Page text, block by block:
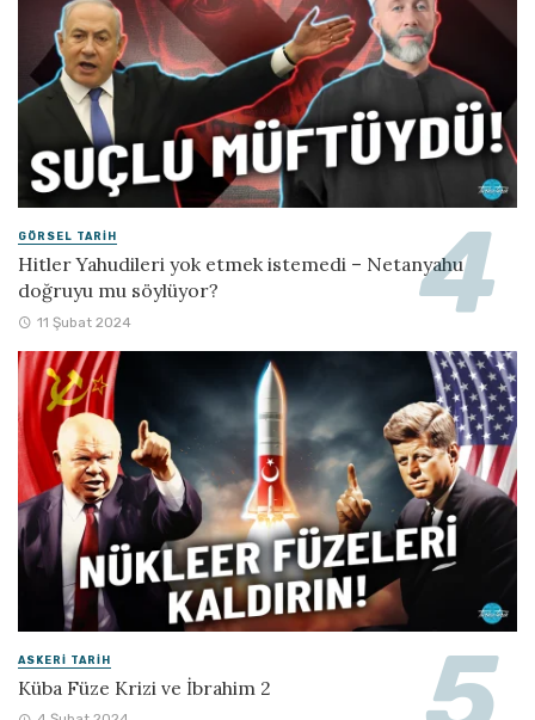
GÖRSEL TARIH
Hitler Yahudileri yok etmek istemedi – Netanyahu
doğruyu mu söylüyor?
11 Şubat 2024
ASKERI TARIH
Küba Füze Krizi ve İbrahim 2